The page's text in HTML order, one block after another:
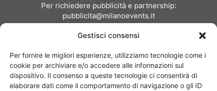
Gestisci consensi
Per fornire le migliori esperienze, utilizziamo tecnologie come i
cookie per archiviare e/o accedere alle informazioni sul
dispositivo. Il consenso a queste tecnologie ci consentirà di
elaborare dati come il comportamento di navigazione o gli ID
Per richiedere pubblicità e partnership:
pubblicita@milanoevents.it